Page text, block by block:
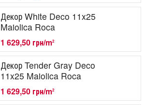
Декор White Deco 11x25
Maiolica Roca
1 629,50 грн/m2
Декор Tender Gray Deco
11x25 Maiolica Roca
1 629,50 грн/m2